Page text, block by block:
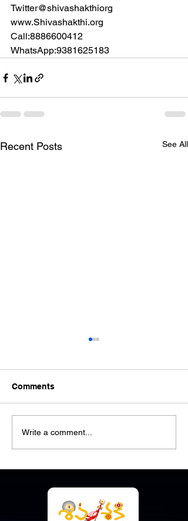
Twitter@shivashakthiorg
www.Shivashakthi.org
Call:8886600412
WhatsApp:9381625183
Recent Posts See All
హిందూ శోభాయాత్ర సంఘ్
బంటుమిల్లి
Comments
Write a comment...